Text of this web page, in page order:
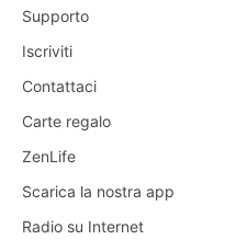
Supporto
Iscriviti
Contattaci
Carte regalo
ZenLife
Scarica la nostra app
Radio su Internet